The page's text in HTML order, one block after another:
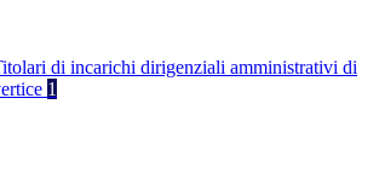
di incarichi dirigenziali amministrativi di
1